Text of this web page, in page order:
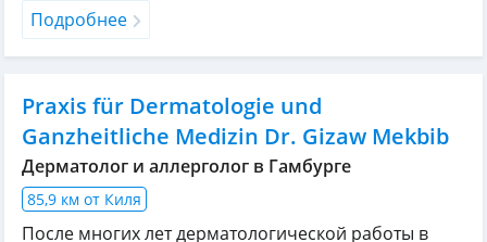
Подробнее
Praxis für Dermatologie und
Ganzheitliche Medizin Dr. Gizaw Mekbib
Дерматолог и аллерголог в Гамбурге
85,9 км от Киля
После многих лет дерматологической работы в